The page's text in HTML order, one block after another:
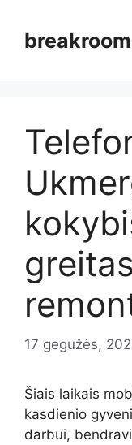
turinio
17 gegužės,
Šiais laikais
kasdienio
darbui,